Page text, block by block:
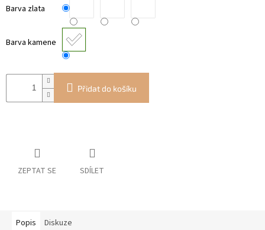
Barva zlata
Barva kamene
Přidat do košíku
ZEPTAT SE SDÍLET
Popis Diskuze